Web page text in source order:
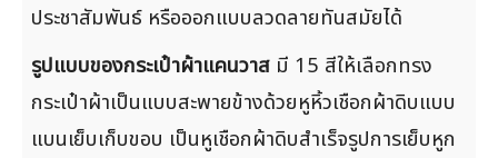
ประชาสัมพันธ์ หรือออกแบบลวดลายทันสมัยได้
รูปแบบของกระเป๋าผ้าแคนวาส มี 15 สีให้เลือกทรง
กระเป๋าผ้าเป็นแบบสะพายข้างด้วยหูหิ้วเชือกผ้าดิบแบบ
แบนเย็บเก็บขอบ เป็นหูเชือกผ้าดิบสำเร็จรูปการเย็บหูก